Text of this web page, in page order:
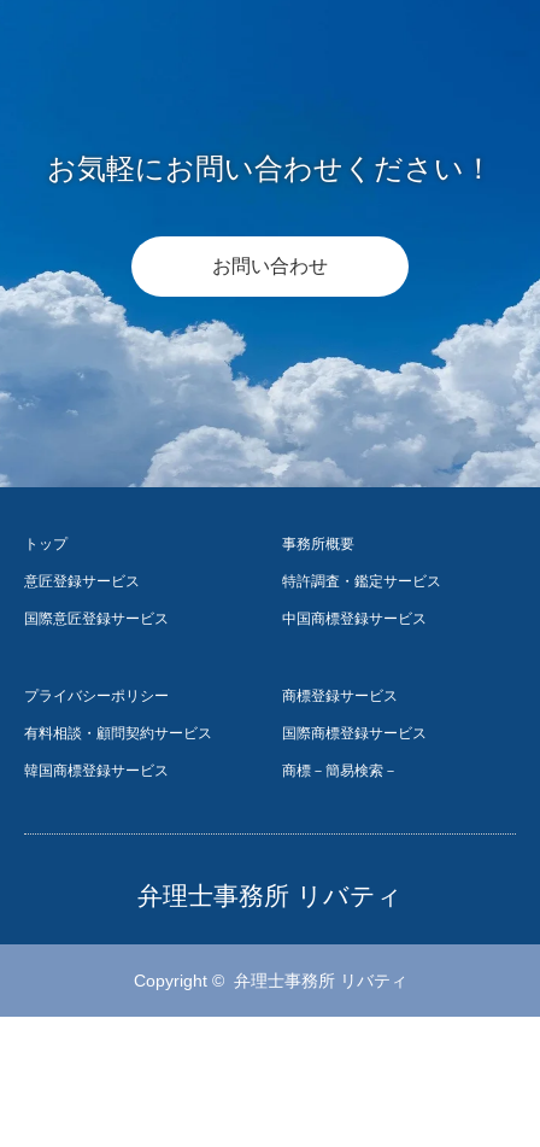
お気軽にお問い合わせください！
お問い合わせ
トップ
意匠登録サービス
国際意匠登録サービス
事務所概要
特許調査・鑑定サービス
中国商標登録サービス
プライバシーポリシー
有料相談・顧問契約サービス
韓国商標登録サービス
商標登録サービス
国際商標登録サービス
商標－簡易検索－
弁理士事務所 リバティ
Copyright © 弁理士事務所 リバティ